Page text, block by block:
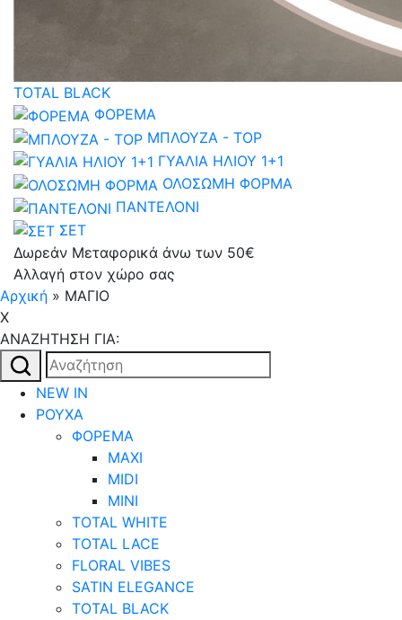
TOTAL BLACK
ΦΟΡΕΜΑ
ΜΠΛΟΥΖΑ - TOP
ΓΥΑΛΙΑ ΗΛΙΟΥ 1+1
ΟΛΟΣΩΜΗ ΦΟΡΜΑ
ΠΑΝΤΕΛΟΝΙ
ΣΕΤ
Δωρεάν Μεταφορικά άνω των 50€
Αλλαγή στον χώρο σας
Αρχική » ΜΑΓΙΟ
X
AΝΑΖΗΤΗΣΗ ΓΙΑ:
Αναζήτηση
για:
NEW IN
ΡΟΥΧΑ
ΦΟΡΕΜΑ
MAXI
MIDI
MINI
TOTAL WHITE
TOTAL LACE
FLORAL VIBES
SATIN ELEGANCE
TOTAL BLACK